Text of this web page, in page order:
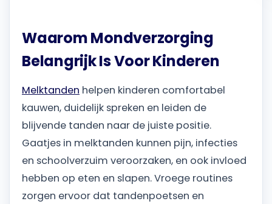
Waarom Mondverzorging
Belangrijk Is Voor Kinderen
Melktanden helpen kinderen comfortabel
kauwen, duidelijk spreken en leiden de
blijvende tanden naar de juiste positie.
Gaatjes in melktanden kunnen pijn, infecties
en schoolverzuim veroorzaken, en ook invloed
hebben op eten en slapen. Vroege routines
zorgen ervoor dat tandenpoetsen en